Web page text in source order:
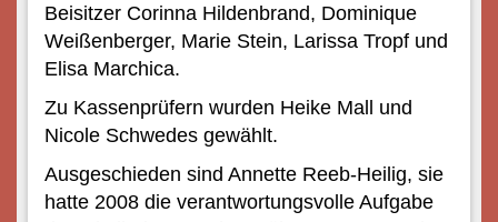
Beisitzer Corinna Hildenbrand, Dominique
Weißenberger, Marie Stein, Larissa Tropf und
Elisa Marchica.
Zu Kassenprüfern wurden Heike Mall und
Nicole Schwedes gewählt.
Ausgeschieden sind Annette Reeb-Heilig, sie
hatte 2008 die verantwortungsvolle Aufgabe